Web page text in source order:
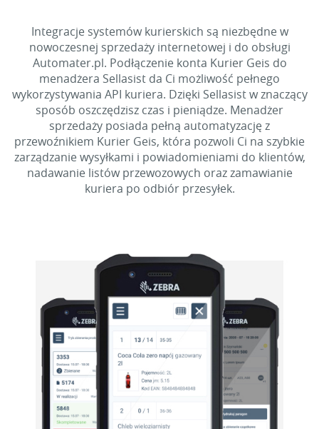
Integracje systemów kurierskich są niezbędne w
nowoczesnej sprzedaży internetowej i do obsługi
Automater.pl. Podłączenie konta Kurier Geis do
menadżera Sellasist da Ci możliwość pełnego
wykorzystywania API kuriera. Dzięki Sellasist w znaczący
sposób oszczędzisz czas i pieniądze. Menadżer
sprzedaży posiada pełną automatyzację z
przewoźnikiem Kurier Geis, która pozwoli Ci na szybkie
zarządzanie wysyłkami i powiadomieniami do klientów,
nadawanie listów przewozowych oraz zamawianie
kuriera po odbiór przesyłek.